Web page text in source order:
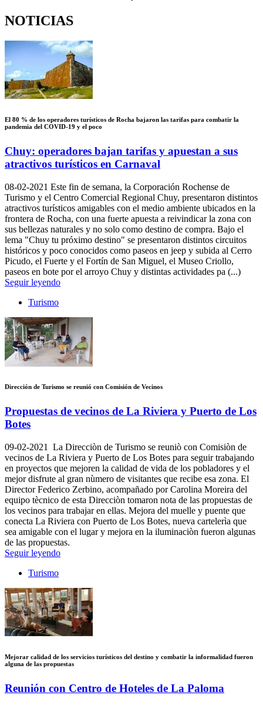
NOTICIAS
El 80 % de los operadores turísticos de Rocha bajaron las tarifas para combatir la
pandemia del COVID-19 y el poco
Chuy: operadores bajan tarifas y apuestan a sus
atractivos turísticos en Carnaval
08-02-2021 Este fin de semana, la Corporación Rochense de
Turismo y el Centro Comercial Regional Chuy, presentaron distintos
atractivos turísticos amigables con el medio ambiente ubicados en la
frontera de Rocha, con una fuerte apuesta a reivindicar la zona con
sus bellezas naturales y no solo como destino de compra. Bajo el
lema "Chuy tu próximo destino" se presentaron distintos circuitos
históricos y poco conocidos como paseos en jeep y subida al Cerro
Picudo, el Fuerte y el Fortín de San Miguel, el Museo Criollo,
paseos en bote por el arroyo Chuy y distintas actividades pa (...)
Seguir leyendo
Turismo
Dirección de Turismo se reunió con Comisión de Vecinos
Propuestas de vecinos de La Riviera y Puerto de Los
Botes
09-02-2021
La Direcciòn de Turismo se reuniò con Comisiòn de
vecinos de La Riviera y Puerto de Los Botes para seguir trabajando
en proyectos que mejoren la calidad de vida de los pobladores y el
mejor disfrute al gran nùmero de visitantes que recibe esa zona. El
Director Federico Zerbino, acompañado por Carolina Moreira del
equipo tècnico de esta Direcciòn tomaron nota de las propuestas de
los vecinos para trabajar en ellas. Mejora del muelle y puente que
conecta La Riviera con Puerto de Los Botes, nueva cartelerìa que
sea amigable con el lugar y mejora en la iluminaciòn fueron algunas
de las propuestas.
Seguir leyendo
Turismo
Mejorar calidad de los servicios turísticos del destino y combatir la informalidad fueron
alguna de las propuestas
Reunión con Centro de Hoteles de La Paloma